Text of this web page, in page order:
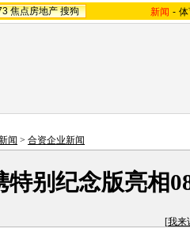
焦点房地产 搜狗 新闻 -
闻 > 合资企业新闻
特别纪念版亮相
[我来